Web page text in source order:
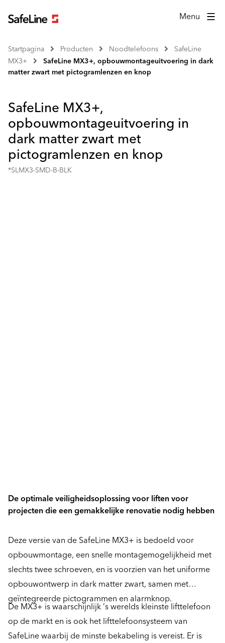
Menu
Startpagina Producten Noodtelefoons
SafeLine
MX3+
SafeLine MX3+, opbouwmontageuitvoering in dark
matter zwart met pictogramlenzen en knop
SafeLine MX3+,
opbouwmontageuitvoering in
dark matter zwart met
pictogramlenzen en knop
*SLMX3-SMD-B-BLK
De optimale veiligheidsoplossing voor liften voor
projecten die een gemakkelijke renovatie nodig hebben
Deze versie van de SafeLine MX3+ is bedoeld voor
opbouwmontage, een snelle montagemogelijkheid met
slechts twee schroeven, en is voorzien van het uniforme
opbouwontwerp in dark matter zwart, samen met
geïntegreerde pictogrammen en alarmknop.
De MX3+ is waarschijnlijk ‘s werelds kleinste lifttelefoon
op de markt en is ook het lifttelefoonsysteem van
SafeLine waarbij de minste bekabeling is vereist. Er is